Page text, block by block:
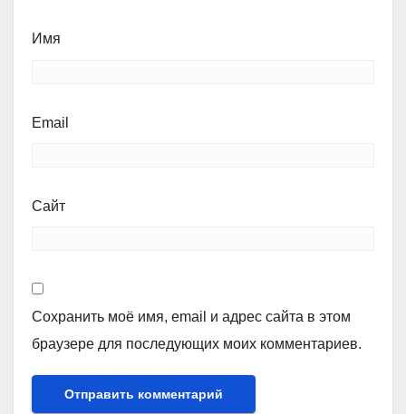
Имя
Email
Сайт
Сохранить моё имя, email и адрес сайта в этом
браузере для последующих моих комментариев.